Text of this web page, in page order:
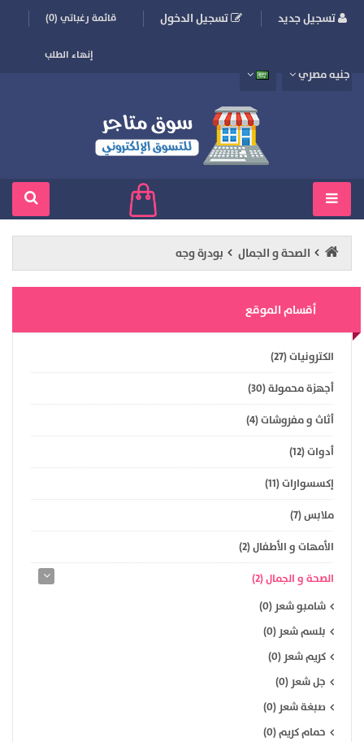
تسجيل جديد تسجيل الدخول قائمة رغباتي (0)
إنهاء الطلب
جنيه مصري
الصحة و الجمال بودرة وجه
أقسام الموقع
الكترونيات (27)
أجهزة محمولة (30)
أثاث و مفروشات (4)
أدوات (12)
إكسسوارات (11)
ملابس (7)
الأمهات و الأطفال (2)
الصحة و الجمال (2)
شامبو شعر (0)
بلسم شعر (0)
كريم شعر (0)
جل شعر (0)
صبغة شعر (0)
حمام كريم (0)